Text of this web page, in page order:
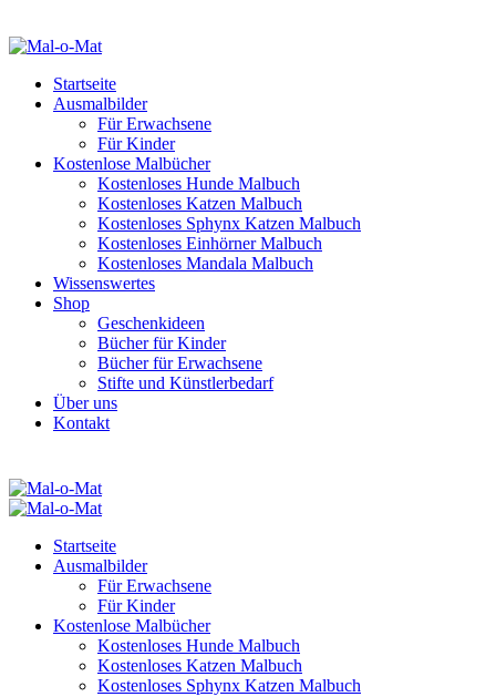
Startseite
Ausmalbilder
Für Erwachsene
Für Kinder
Kostenlose Malbücher
Kostenloses Hunde Malbuch
Kostenloses Katzen Malbuch
Kostenloses Sphynx Katzen Malbuch
Kostenloses Einhörner Malbuch
Kostenloses Mandala Malbuch
Wissenswertes
Shop
Geschenkideen
Bücher für Kinder
Bücher für Erwachsene
Stifte und Künstlerbedarf
Über uns
Kontakt
Startseite
Ausmalbilder
Für Erwachsene
Für Kinder
Kostenlose Malbücher
Kostenloses Hunde Malbuch
Kostenloses Katzen Malbuch
Kostenloses Sphynx Katzen Malbuch